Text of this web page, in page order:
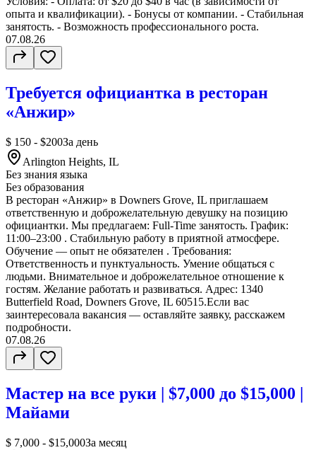
опыта и квалификации). - Бонусы от компании. - Стабильная
занятость. - Возможность профессионального роста.
07.08.26
Требуется официантка в ресторан
«Анжир»
$ 150 - $200За день
Arlington Heights, IL
Без знания языка
Без образования
В ресторан «Анжир» в Downers Grove, IL приглашаем
ответственную и доброжелательную девушку на позицию
официантки. Мы предлагаем: Full-Time занятость. График:
11:00–23:00 . Стабильную работу в приятной атмосфере.
Обучение — опыт не обязателен . Требования:
Ответственность и пунктуальность. Умение общаться с
людьми. Внимательное и доброжелательное отношение к
гостям. Желание работать и развиваться. Адрес: 1340
Butterfield Road, Downers Grove, IL 60515.Если вас
заинтересовала вакансия — оставляйте заявку, расскажем
подробности.
07.08.26
Мастер на все руки | $7,000 до $15,000 |
Майами
$ 7,000 - $15,000За месяц